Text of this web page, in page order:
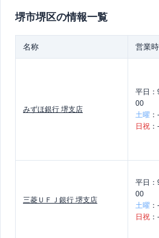
堺市堺区の情報一覧
名称 営業
みずほ銀行 堺支店
平日：
00
土曜 ： -
日祝 ： -
三菱ＵＦＪ銀行 堺支店
平日：
00
土曜 ： -
日祝 ： -